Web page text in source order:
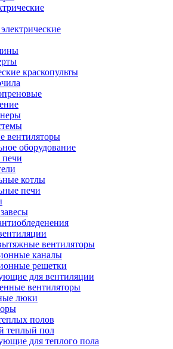
краскопульты
вентиляторы
оборудование
котлы
печи
вентиляторы
каналы
решетки
для вентиляции
вентиляторы
люки
полов
теплый пол
для теплого пола